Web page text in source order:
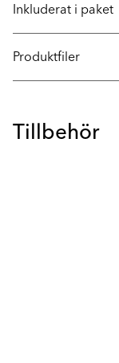
Inkluderat i paket
Produktfiler
Tillbehör